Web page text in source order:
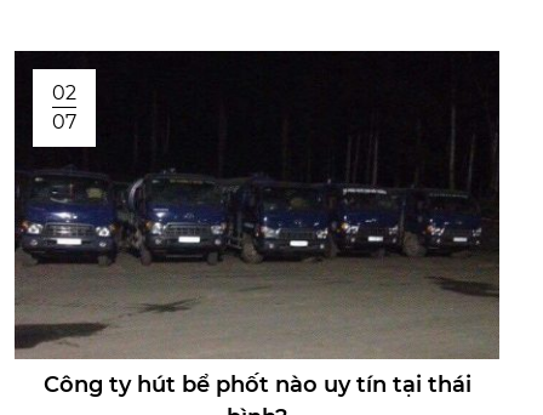
02
07
Công ty hút bể phốt nào uy tín tại thái